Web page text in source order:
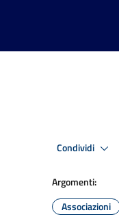
Condividi
Argomenti:
Associazioni